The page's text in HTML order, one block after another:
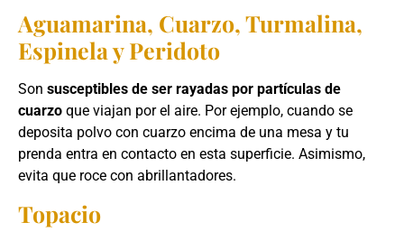
Aguamarina, Cuarzo, Turmalina,
Espinela y Peridoto
Son susceptibles de ser rayadas por partículas de
cuarzo que viajan por el aire. Por ejemplo, cuando se
deposita polvo con cuarzo encima de una mesa y tu
prenda entra en contacto en esta superficie. Asimismo,
evita que roce con abrillantadores.
Topacio